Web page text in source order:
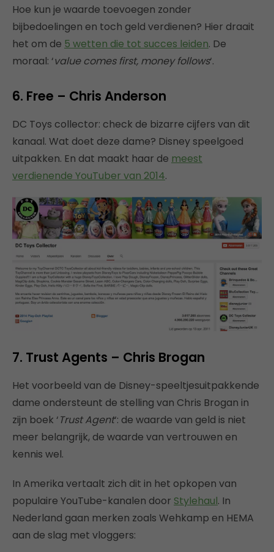
Hoe kun je waarde toevoegen zonder
bijbedoelingen en toch geld verdienen? Hier draait
het om de 5 wetten die tot succes leiden. De
moraal: ‘value comes first, money follows‘.
6. Free – Chris Anderson
DC Toys collector: check de bizarre cijfers van dit
kanaal. Wat doet deze dame? Disney speelgoed
uitpakken. En dat maakt haar de meest
verdienende YouTuber van 2014.
7. Trust Agents – Chris Brogan
Het voorbeeld van de Disney-speeltjesuitpakkende
dame ondersteunt de stelling van Chris Brogan in
zijn boek ‘Trust Agent‘: de waarde van geld is niet
meer belangrijk, de waarde van vertrouwen en
kennis wel.
In Amerika vertaalt zich dit in het opkopen van
populaire YouTube-kanalen door Stylehaul. In
Nederland gaan merken zoals Wehkamp en HEMA
aan de slag met vloggers: